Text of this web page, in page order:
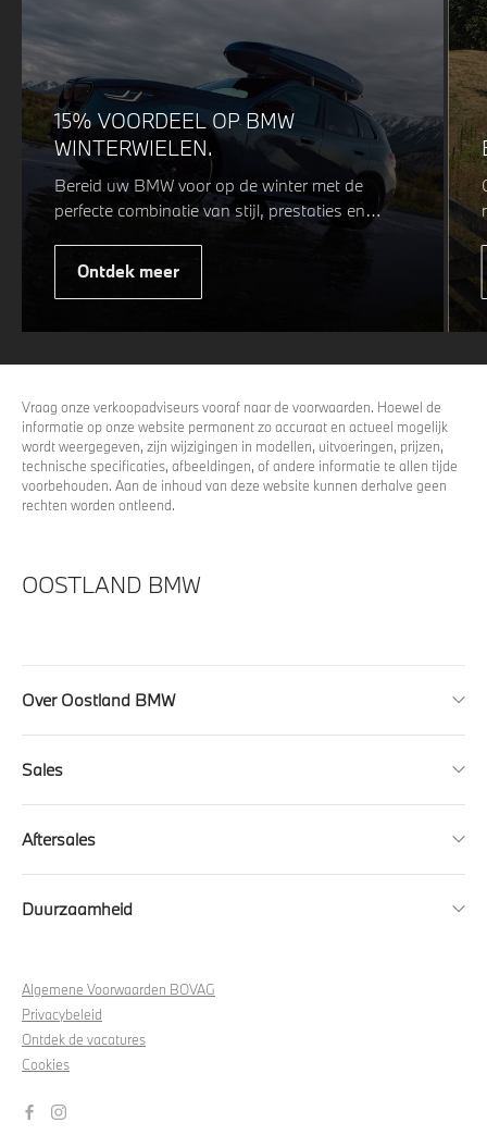
15% VOORDEEL OP BMW
WINTERWIELEN.
Bereid uw BMW voor op de winter met de
perfecte combinatie van stijl, prestaties en
veiligheid. Of u nu kiest voor een sportieve of
elegante look, onze winterwielen zijn
ontworpen om uw rijervaring te optimaliseren,
weersomstandigheden. Profiteer nu van15%
voordeel.
Ontdek meer
Vraag onze verkoopadviseurs vooraf naar de voorwaarden. Hoewel de
informatie op onze website permanent zo accuraat en actueel mogelijk
wordt weergegeven, zijn wijzigingen in modellen, uitvoeringen, prijzen,
technische specificaties, afbeeldingen, of andere informatie te allen tijde
voorbehouden. Aan de inhoud van deze website kunnen derhalve geen
rechten worden ontleend.
OOSTLAND BMW
Over Oostland BMW
Sales
Aftersales
Duurzaamheid
Algemene Voorwaarden BOVAG
Privacybeleid
Ontdek de vacatures
Cookies